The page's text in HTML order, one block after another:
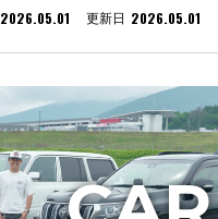
2026.05.01 更新日 2026.05.01